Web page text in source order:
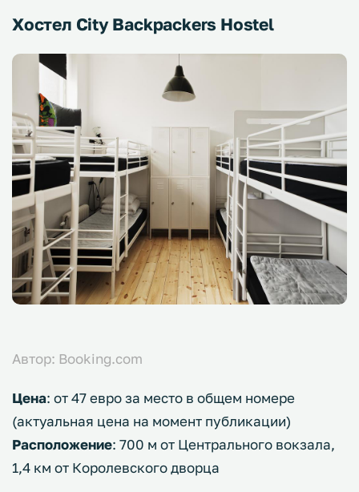
Хостел City Backpackers Hostel
Автор: Booking.com
Цена: от 47 евро за место в общем номере
(актуальная цена на момент публикации)
Расположение: 700 м от Центрального вокзала,
1,4 км от Королевского дворца